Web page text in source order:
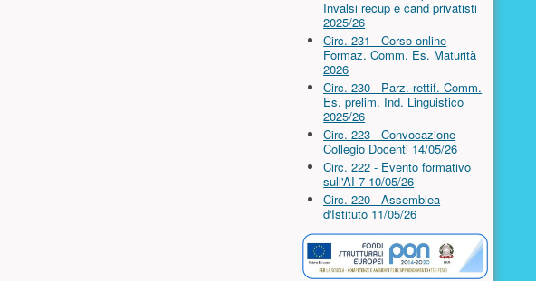
Invalsi recup e cand privatisti
2025/26
Circ. 231 - Corso online
Formaz. Comm. Es. Maturità
2026
Circ. 230 - Parz. rettif. Comm.
Es. prelim. Ind. Linguistico
2025/26
Circ. 223 - Convocazione
Collegio Docenti 14/05/26
Circ. 222 - Evento formativo
sull'AI 7-10/05/26
Circ. 220 - Assemblea
d'Istituto 11/05/26